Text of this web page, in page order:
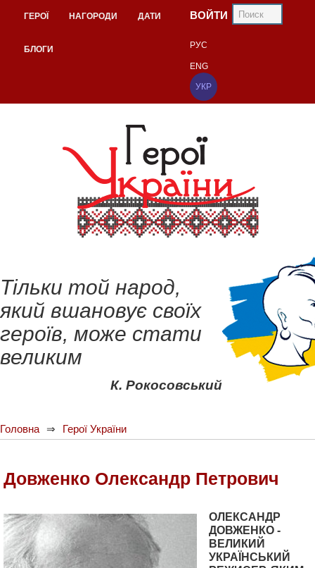
ГЕРОЇ НАГОРОДИ ДАТИ
БЛОГИ
ВОЙТИ
РУС
ENG
УКР
Тільки той народ,
який вшановує своїх
героїв, може стати
великим
К. Рокосовський
Головна Герої України
Довженко Олександр Петрович
ОЛЕКСАНДР
ДОВЖЕНКО -
ВЕЛИКИЙ
УКРАЇНСЬКИЙ